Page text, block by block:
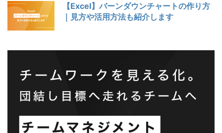
【Excel】バーンダウンチャートの作り方
｜見方や活用方法も紹介します